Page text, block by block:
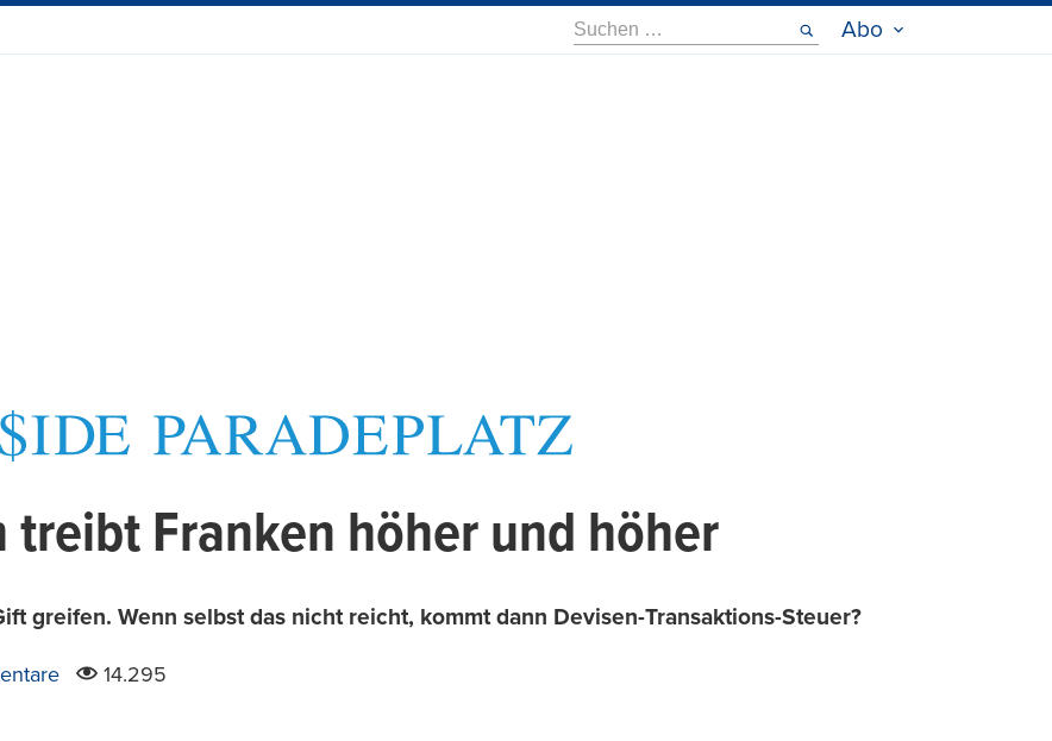
Suche
nach:
Abo
treibt Franken höher und höher
greifen. Wenn selbst das nicht reicht, kommt dann Devisen-Transaktions-Steuer?
14.295